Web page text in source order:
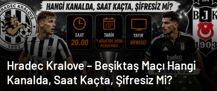
Hradec Kralove – Beşiktaş Maçı Hangi
Kanalda, Saat Kaçta, Şifresiz Mi?